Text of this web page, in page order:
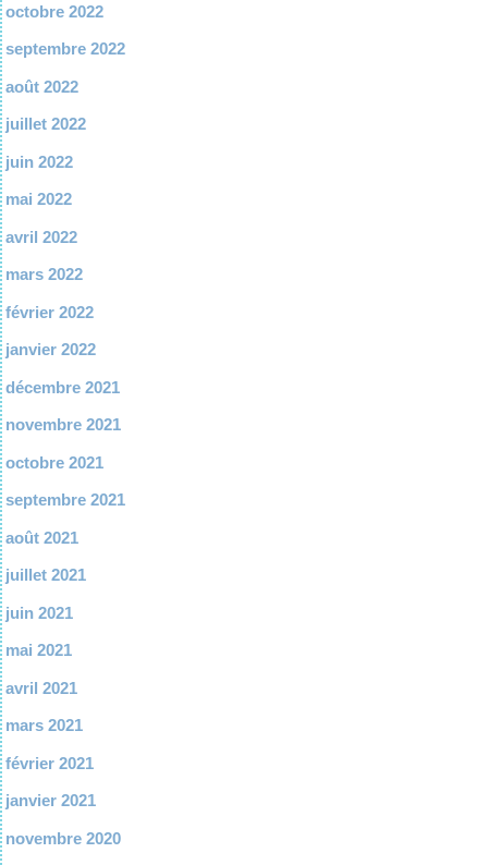
octobre 2022
septembre 2022
août 2022
juillet 2022
juin 2022
mai 2022
avril 2022
mars 2022
février 2022
janvier 2022
décembre 2021
novembre 2021
octobre 2021
septembre 2021
août 2021
juillet 2021
juin 2021
mai 2021
avril 2021
mars 2021
février 2021
janvier 2021
novembre 2020